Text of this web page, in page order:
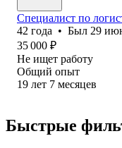
Специалист по
42 года • Был 29
35 000 ₽
Не ищет работу
Общий опыт
19 лет 7 месяцев
Быстрые